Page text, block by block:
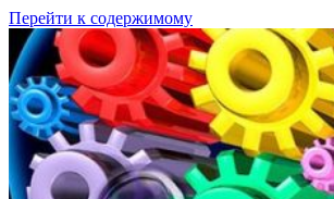
Перейти к содержимому